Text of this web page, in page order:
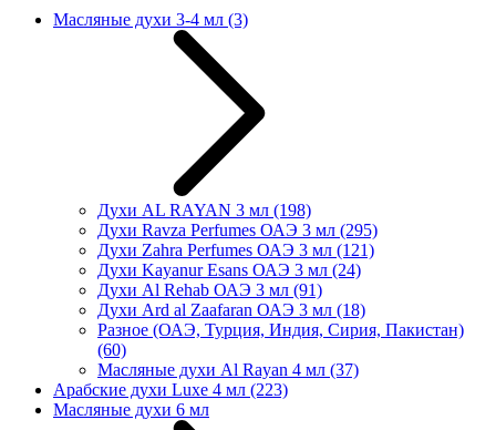
Масляные духи 3-4 мл (3)
Духи AL RAYAN 3 мл (198)
Духи Ravza Perfumes ОАЭ 3 мл (295)
Духи Zahra Perfumes ОАЭ 3 мл (121)
Духи Kayanur Esans ОАЭ 3 мл (24)
Духи Al Rehab ОАЭ 3 мл (91)
Духи Ard al Zaafaran ОАЭ 3 мл (18)
Разное (ОАЭ, Турция, Индия, Сирия, Пакистан)
(60)
Масляные духи Al Rayan 4 мл (37)
Арабские духи Luxe 4 мл (223)
Масляные духи 6 мл